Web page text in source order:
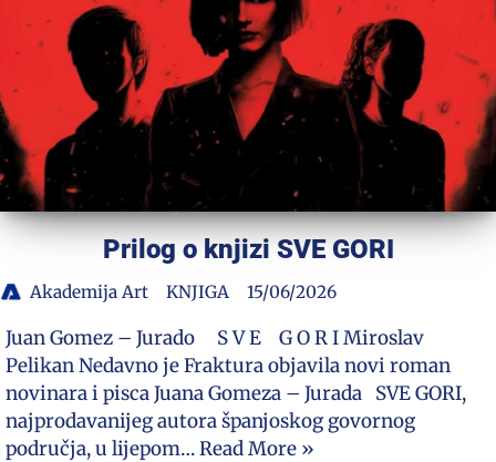
Prilog o knjizi SVE GORI
Akademija Art KNJIGA 15/06/2026
Juan Gomez – Jurado S V E G O R I Miroslav
Pelikan Nedavno je Fraktura objavila novi roman
novinara i pisca Juana Gomeza – Jurada SVE GORI,
najprodavanijeg autora španjoskog govornog
područja, u lijepom…Read More »